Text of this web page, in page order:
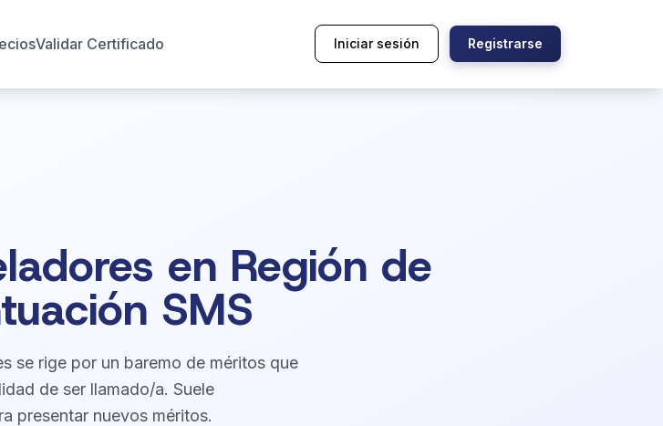
Validar Certificado Iniciar sesión Registrarse
en Región de
SMS
se rige por un baremo de méritos que
de ser llamado/a. Suele
presentar nuevos méritos.